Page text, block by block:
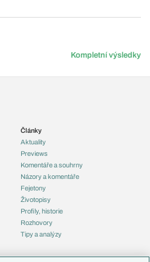
Kompletní výsledky
Články
Aktuality
Previews
Komentáře a souhrny
Názory a komentáře
Fejetony
Životopisy
Profily, historie
Rozhovory
Tipy a analýzy